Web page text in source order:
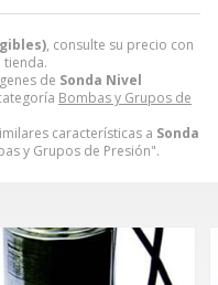
, consulte su precio con
tienda.
de Sonda Nivel
Bombas y Grupos de
características a Sonda
y Grupos de Presión".